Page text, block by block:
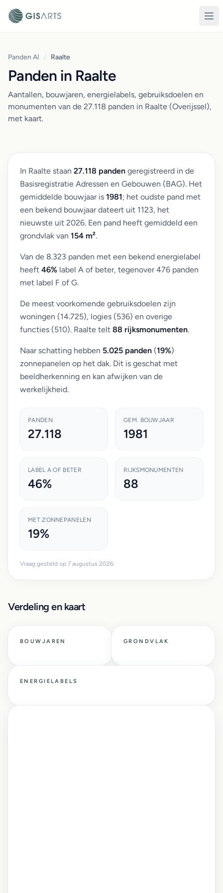
Panden AI / Raalte
Panden in Raalte
Aantallen, bouwjaren, energielabels, gebruiksdoelen en
monumenten van de 27.118 panden in Raalte (Overijssel),
met kaart.
In Raalte staan 27.118 panden geregistreerd in de
Basisregistratie Adressen en Gebouwen (BAG). Het
gemiddelde bouwjaar is 1981; het oudste pand met
een bekend bouwjaar dateert uit 1123, het
nieuwste uit 2026. Een pand heeft gemiddeld een
grondvlak van 154 m².
Van de 8.323 panden met een bekend energielabel
heeft 46% label A of beter, tegenover 476 panden
met label F of G.
De meest voorkomende gebruiksdoelen zijn
woningen (14.725), logies (536) en overige
functies (510). Raalte telt 88 rijksmonumenten.
Naar schatting hebben 5.025 panden (19%)
zonnepanelen op het dak. Dit is geschat met
beeldherkenning en kan afwijken van de
werkelijkheid.
PANDEN
27.118
GEM. BOUWJAAR
1981
LABEL A OF BETER
46%
RIJKSMONUMENTEN
88
MET ZONNEPANELEN
19%
Vraag gesteld op 7 augustus 2026.
Verdeling en kaart
BOUWJAREN GRONDVLAK
ENERGIELABELS